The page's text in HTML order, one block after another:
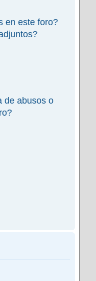
en este foro?
de abusos o